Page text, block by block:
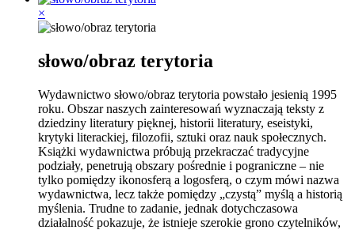
×
słowo/obraz terytoria
Wydawnictwo słowo/obraz terytoria powstało jesienią 1995
roku. Obszar naszych zainteresowań wyznaczają teksty z
dziedziny literatury pięknej, historii literatury, eseistyki,
krytyki literackiej, filozofii, sztuki oraz nauk społecznych.
Książki wydawnictwa próbują przekraczać tradycyjne
podziały, penetrują obszary pośrednie i pograniczne – nie
tylko pomiędzy ikonosferą a logosferą, o czym mówi nazwa
wydawnictwa, lecz także pomiędzy „czystą” myślą a historią
myślenia. Trudne to zadanie, jednak dotychczasowa
działalność pokazuje, że istnieje szerokie grono czytelników,